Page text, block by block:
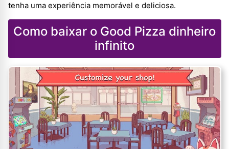
tenha uma experiência memorável e deliciosa.
Como baixar o Good Pizza dinheiro
infinito